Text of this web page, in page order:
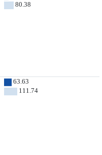
80.38
63.63
111.74